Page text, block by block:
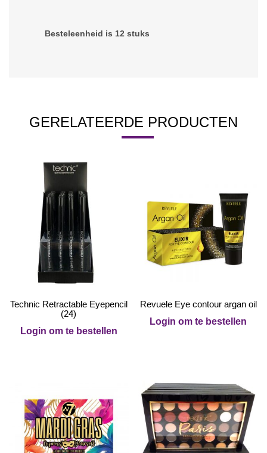
Besteleenheid is 12 stuks
GERELATEERDE PRODUCTEN
Technic Retractable Eyepencil
(24)
Login om te bestellen
Revuele Eye contour argan oil
Login om te bestellen